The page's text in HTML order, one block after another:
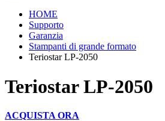
HOME
Supporto
Garanzia
Stampanti di grande formato
Teriostar LP-2050
Teriostar LP-2050
ACQUISTA ORA